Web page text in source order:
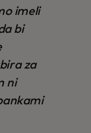
imeli
bi
za
ni